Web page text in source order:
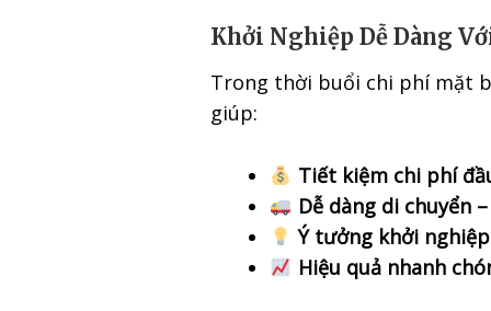
Khởi Nghiệp Dễ Dàng
Trong thời buổi chi phí mặt
giúp:
Tiết kiệm chi phí
Dễ dàng di chuyển
Ý tưởng khởi
Hiệu quả nhanh